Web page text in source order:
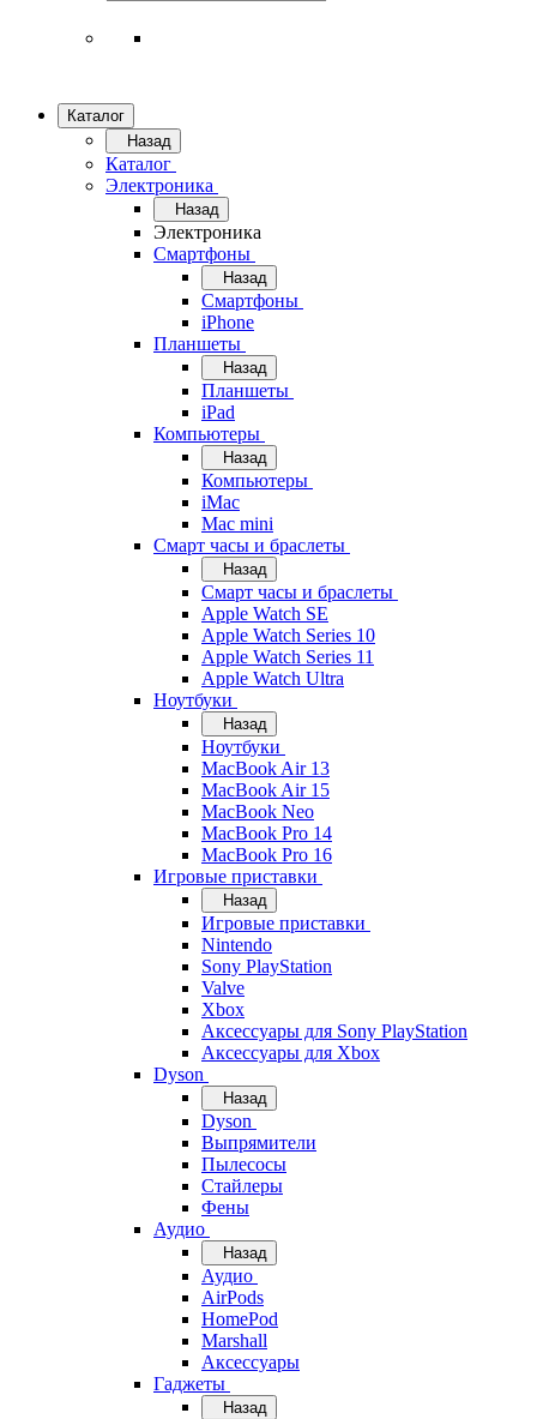
Каталог
Назад
Каталог
Электроника
Назад
Электроника
Смартфоны
Назад
Смартфоны
iPhone
Планшеты
Назад
Планшеты
iPad
Компьютеры
Назад
Компьютеры
iMac
Mac mini
Смарт часы и браслеты
Назад
Смарт часы и браслеты
Apple Watch SE
Apple Watch Series 10
Apple Watch Series 11
Apple Watch Ultra
Ноутбуки
Назад
Ноутбуки
MacBook Air 13
MacBook Air 15
MacBook Neo
MacBook Pro 14
MacBook Pro 16
Игровые приставки
Назад
Игровые приставки
Nintendo
Sony PlayStation
Valve
Xbox
Аксессуары для Sony PlayStation
Аксессуары для Xbox
Dyson
Назад
Dyson
Выпрямители
Пылесосы
Стайлеры
Фены
Аудио
Назад
Аудио
AirPods
HomePod
Marshall
Аксессуары
Гаджеты
Назад